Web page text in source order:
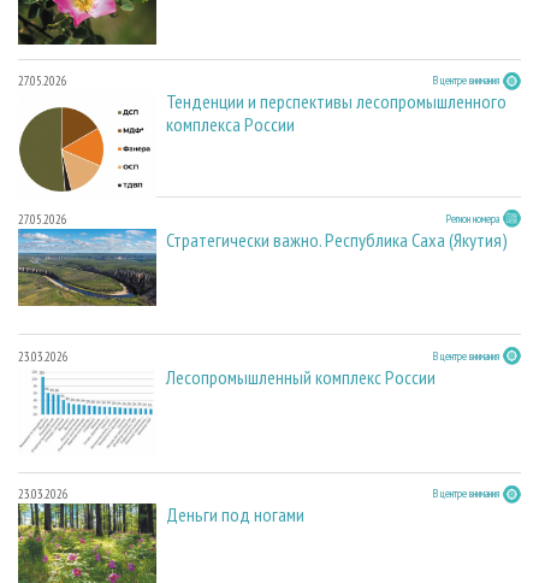
27.05.2026 В центре внимания
Тенденции и перспективы лесопромышленного
комплекса России
27.05.2026 Регион номера
Стратегически важно. Республика Саха (Якутия)
23.03.2026 В центре внимания
Лесопромышленный комплекс России
23.03.2026 В центре внимания
Деньги под ногами